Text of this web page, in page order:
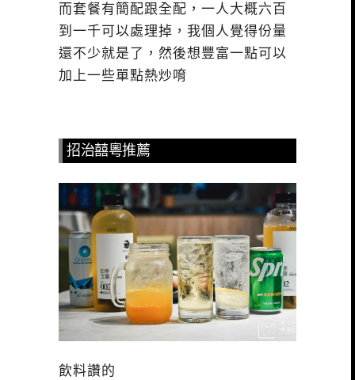
而套餐有簡配跟全配，一人大概六百
到一千可以處理掉，我個人覺得份量
還不少就是了，然後想豐富一點可以
加上一些單點熱炒唷
招治囍粵推薦
飲料讚的